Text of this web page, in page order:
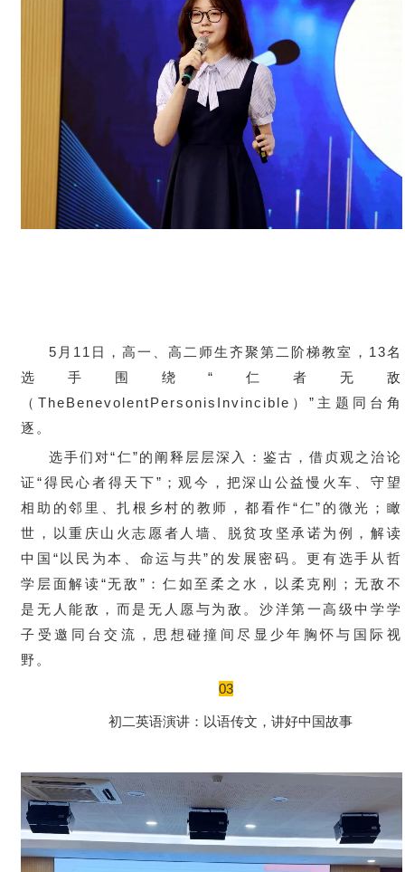
5月11日，高一、高二师生齐聚第二阶梯教室，13名
选手围绕“仁者无敌
（TheBenevolentPersonisInvincible）”主题同台角
逐。
选手们对“仁”的阐释层层深入：鉴古，借贞观之治论
证“得民心者得天下”；观今，把深山公益慢火车、守望
相助的邻里、扎根乡村的教师，都看作“仁”的微光；瞰
世，以重庆山火志愿者人墙、脱贫攻坚承诺为例，解读
中国“以民为本、命运与共”的发展密码。更有选手从哲
学层面解读“无敌”：仁如至柔之水，以柔克刚；无敌不
是无人能敌，而是无人愿与为敌。沙洋第一高级中学学
子受邀同台交流，思想碰撞间尽显少年胸怀与国际视
野。
03
初二英语演讲：以语传文，讲好中国故事